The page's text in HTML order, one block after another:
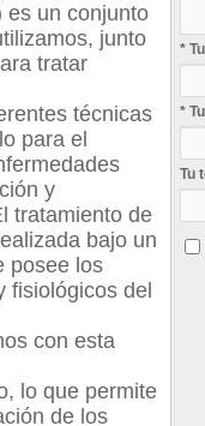
es un conjunto
junto
tratar
técnicas
para el
y
tratamiento de
bajo un
posee los
fisiológicos del
con esta
lo que permite
de los
*
*
Tu